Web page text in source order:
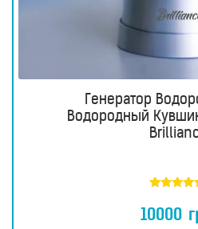
Генератор
Водородный
5.00
из 5
10000